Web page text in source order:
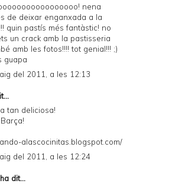
nena
de deixar enganxada a la
quin pastís més fantàstic! no
un crack amb la pastisseria
amb les fotos!!!! tot genial!!! ;)
guapa
del 2011, a les 12:13
tan deliciosa!
alascocinitas.blogspot.com/
del 2011, a les 12:24
dit...